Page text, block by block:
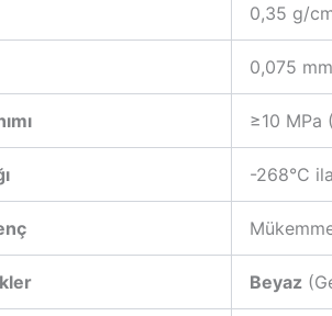
0,35 g/
0,075
≥10 MPa
-268°C
Beyaz